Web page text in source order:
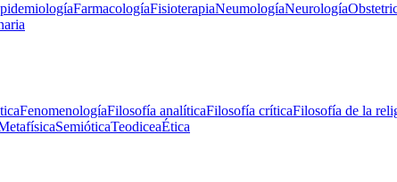
FarmacologíaFisioterapiaNeumologíaNeurología
FenomenologíaFilosofía analíticaFilosofía críticaFilosofía de la
SemióticaTeodiceaÉtica